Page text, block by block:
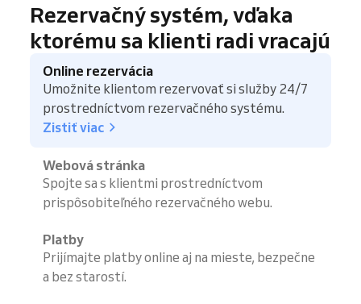
Rezervačný systém, vďaka
ktorému sa klienti radi vracajú
Online rezervácia
Umožnite klientom rezervovať si služby 24/7
prostredníctvom rezervačného systému.
Zistiť viac
Webová stránka
Spojte sa s klientmi prostredníctvom
prispôsobiteľného rezervačného webu.
Platby
Prijímajte platby online aj na mieste, bezpečne
a bez starostí.